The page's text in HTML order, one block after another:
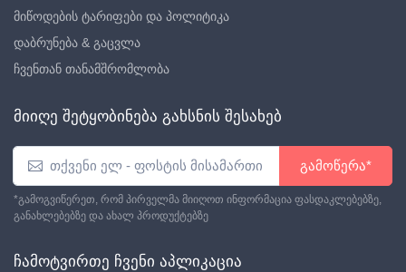
მიწოდების ტარიფები და პოლიტიკა
დაბრუნება & გაცვლა
ჩვენთან თანამშრომლობა
მიიღე შეტყობინება გახსნის შესახებ
გამოწერა*
*გამოგვიწერეთ, რომ პირველმა მიიღოთ ინფორმაცია ფასდაკლებებზე,
განახლებებზე და ახალ პროდუქტებზე
ჩამოტვირთე ჩვენი აპლიკაცია